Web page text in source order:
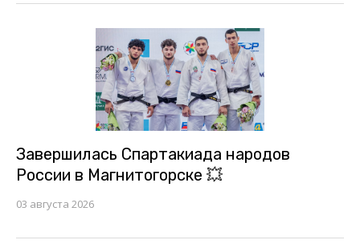
Завершилась Спартакиада народов
России в Магнитогорске 💥
03 августа 2026